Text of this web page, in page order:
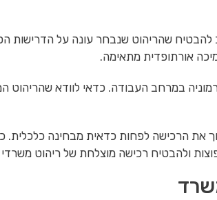
שהריהוט שנבחר עונה על הדרישות
אורתופדית מתאימה.
במרחב העבודה. כדאי לוודא
את הרכישה לפחות כדאית מבחינה כלכלית.
ולהבטיח רכישה מוצלחת של ריהוט משרדי